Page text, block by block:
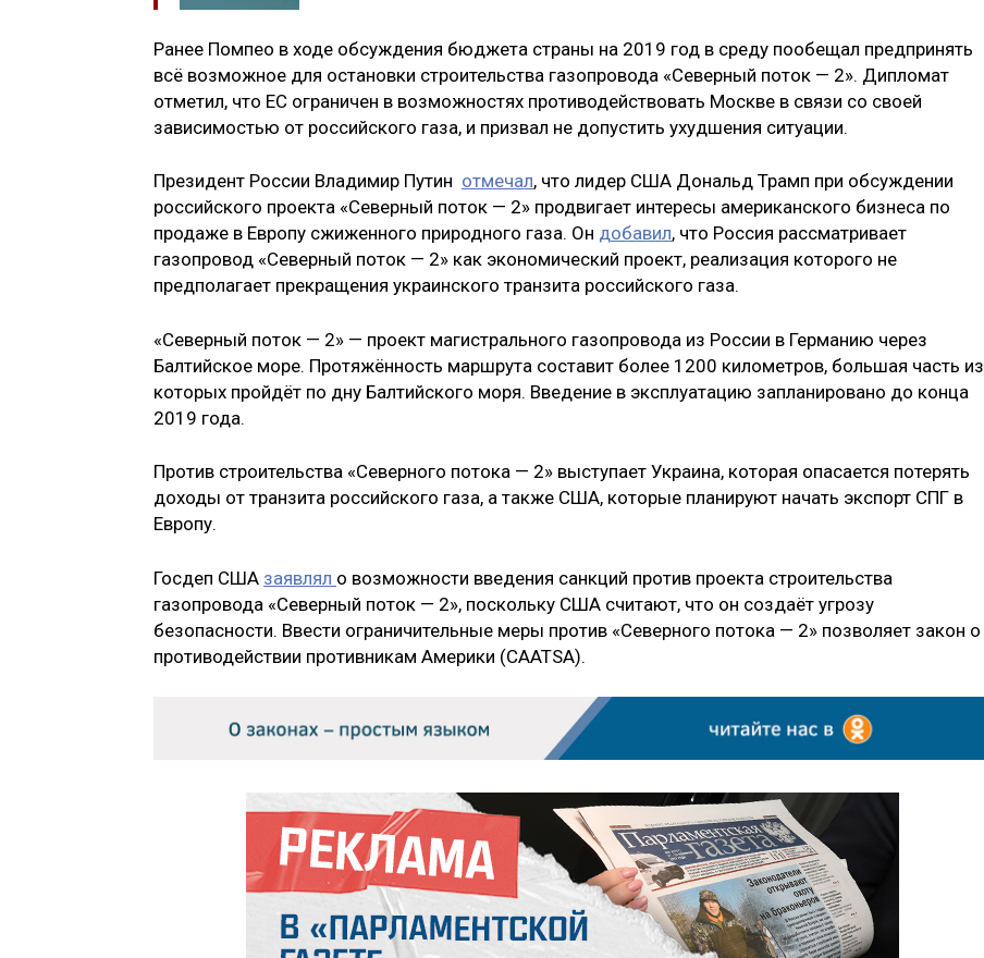
Ранее Помпео в ходе обсуждения бюджета страны на 2019 год в среду пообещал предпринять
всё возможное для остановки строительства газопровода «Северный поток — 2». Дипломат
отметил, что ЕС ограничен в возможностях противодействовать Москве в связи со своей
зависимостью от российского газа, и призвал не допустить ухудшения ситуации.
Президент России Владимир Путин отмечал, что лидер США Дональд Трамп при обсуждении
российского проекта «Северный поток — 2» продвигает интересы американского бизнеса по
продаже в Европу сжиженного природного газа. Он добавил, что Россия рассматривает
газопровод «Северный поток — 2» как экономический проект, реализация которого не
предполагает прекращения украинского транзита российского газа.
«Северный поток — 2» — проект магистрального газопровода из России в Германию через
Балтийское море. Протяжённость маршрута составит более 1200 километров, большая часть из
которых пройдёт по дну Балтийского моря. Введение в эксплуатацию запланировано до конца
2019 года.
Против строительства «Северного потока — 2» выступает Украина, которая опасается потерять
доходы от транзита российского газа, а также США, которые планируют начать экспорт СПГ в
Европу.
Госдеп США заявлял о возможности введения санкций против проекта строительства
газопровода «Северный поток — 2», поскольку США считают, что он создаёт угрозу
безопасности. Ввести ограничительные меры против «Северного потока — 2» позволяет закон о
противодействии противникам Америки (CAATSA).